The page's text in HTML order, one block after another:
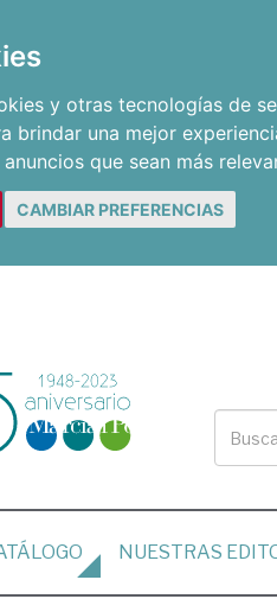
y otras tecnologías de
brindar una mejor
que sean más
CAMBIAR PREFERENCIAS
NUESTRAS